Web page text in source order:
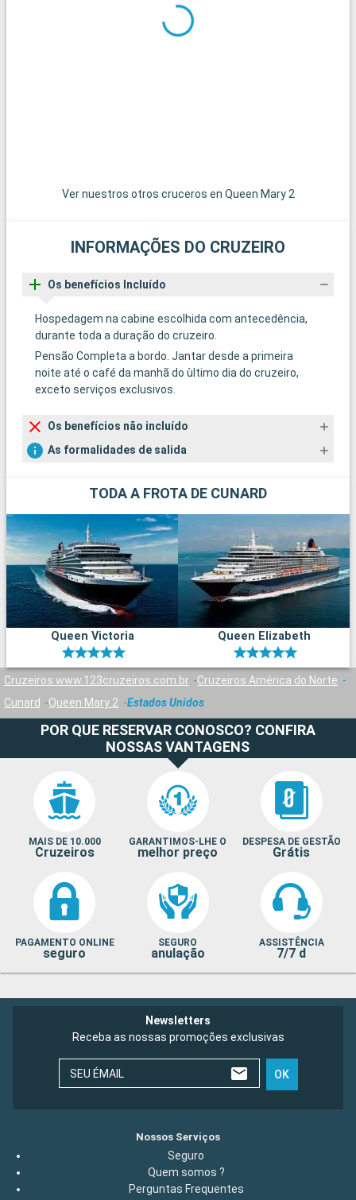
Ver nuestros otros cruceros en Queen Mary 2
INFORMAÇÕES DO CRUZEIRO
Os benefícios Incluído
Hospedagem na cabine escolhida com antecedência,
durante toda a duração do cruzeiro.
Pensão Completa a bordo. Jantar desde a primeira
noite até o café da manhã do ùltimo dia do cruzeiro,
exceto serviços exclusivos.
Os benefícios não incluído
As formalidades de salida
TODA A FROTA DE CUNARD
Queen Victoria Queen Elizabeth
Cruzeiros www.123cruzeiros.com.br
Cruzeiros América do Norte
Cunard
Queen Mary 2 Estados Unidos
POR QUE RESERVAR CONOSCO? CONFIRA
NOSSAS VANTAGENS
MAIS DE 10.000
Cruzeiros
GARANTIMOS-LHE O
melhor preço
DESPESA DE GESTÃO
Grátis
PAGAMENTO ONLINE
seguro
SEGURO
anulação
ASSISTÊNCIA
7/7 d
Newsletters
Receba as nossas promoções exclusivas
SEU ÉMAIL OK
Nossos Serviços
Seguro
Quem somos ?
Perguntas Frequentes